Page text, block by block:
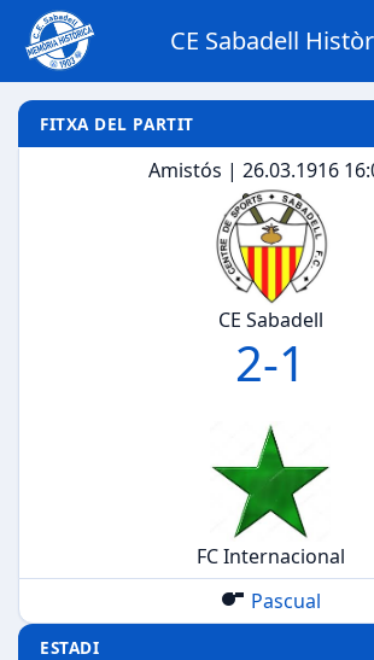
CE Sabadell
FITXA DEL PARTIT
Amistós | 26.03.1916
CE Sabadell
2-1
FC Internacional
Pascual
ESTADI